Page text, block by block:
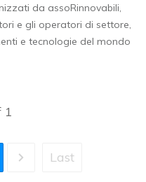
da assoRinnovabili,
e gli operatori di settore,
e tecnologie del mondo
1
Last